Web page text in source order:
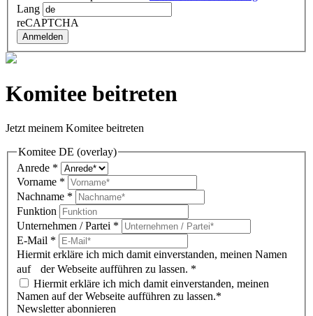
Lang
reCAPTCHA
Anmelden
Komitee beitreten
Jetzt meinem Komitee beitreten
Komitee DE (overlay)
Anrede *
Vorname *
Nachname *
Funktion
Unternehmen / Partei *
E-Mail *
Hiermit erkläre ich mich damit einverstanden, meinen Namen
auf der Webseite aufführen zu lassen. *
Hiermit erkläre ich mich damit einverstanden, meinen
Namen auf der Webseite aufführen zu lassen.*
Newsletter abonnieren